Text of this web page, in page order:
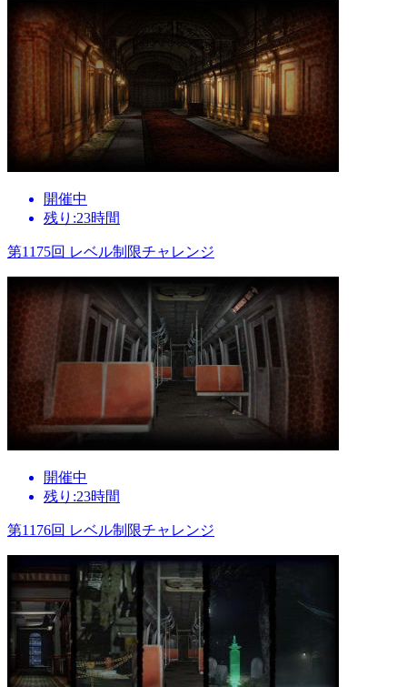
開催中
残り:23時間
第1175回 レベル制限チャレンジ
開催中
残り:23時間
第1176回 レベル制限チャレンジ